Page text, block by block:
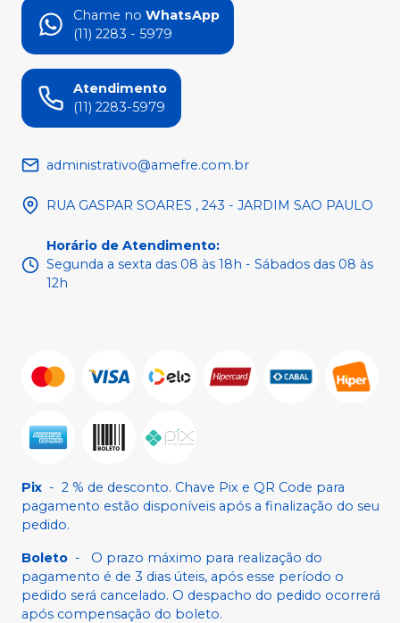
Chame no WhatsApp
(11) 2283 - 5979
Atendimento
(11) 2283-5979
administrativo@amefre.com.br
RUA GASPAR SOARES , 243 - JARDIM SAO PAULO
Horário de Atendimento:
Segunda a sexta das 08 às 18h - Sábados das 08 às
12h
Pix - 2 % de desconto. Chave Pix e QR Code para
pagamento estão disponíveis após a finalização do seu
pedido.
Boleto -
O prazo máximo para realização do
pagamento é de 3 dias úteis, após esse período o
pedido será cancelado. O despacho do pedido ocorrerá
após compensação do boleto.